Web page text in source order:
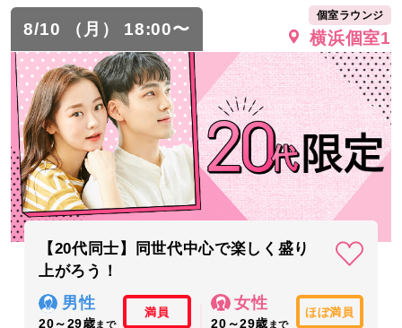
8/10 （月） 18:00〜
個室ラウンジ
横浜個室1
【20代同士】同世代中心で楽しく盛り
上がろう！
男性
20～29歳まで
満員
女性
20～29歳 まで
ほぼ満員